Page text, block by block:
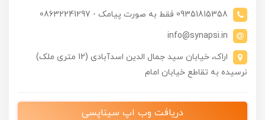
09351815358 فقط به صورت پیامک - 08632241297
info@synapsi.in
اراک، خیابان سید جمال الدین اسدآبادی (12 متری ملک)
نرسیده به تقاطع خیابان امام
دریافت وب اپ سیناپسی